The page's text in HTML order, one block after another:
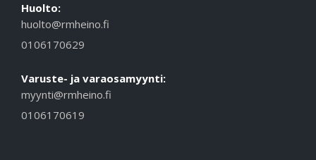
Huolto:
huolto@rmheino.fi
0106170629
Varuste- ja varaosamyynti:
myynti@rmheino.fi
0106170619